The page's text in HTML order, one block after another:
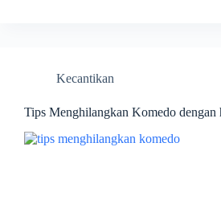
Kecantikan
Tips Menghilangkan Komedo dengan